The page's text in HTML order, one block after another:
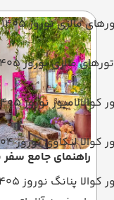
مالزی نوروز 1405
تورهای مالزی نوروز 1405
کوالالامپور نوروز 1405
کوالا لنکاوی نوروز 1404
کوالا پنانگ نوروز 1405
راهنمای جامع سفر